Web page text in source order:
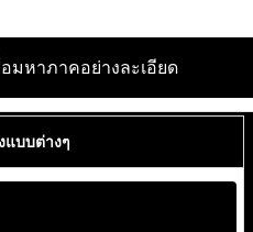
มหาภาคอย่างละเอียด
แบบต่างๆ